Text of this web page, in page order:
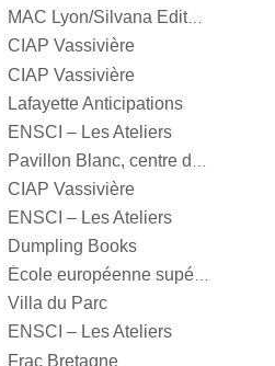
MAC Lyon/Silvana Editoriale
CIAP Vassivière
CIAP Vassivière
Lafayette Anticipations
ENSCI – Les Ateliers
CIAP Vassivière
ENSCI – Les Ateliers
Dumpling Books
École européenne supérieure d'art de Bretagne
Villa du Parc
ENSCI – Les Ateliers
Frac Bretagne